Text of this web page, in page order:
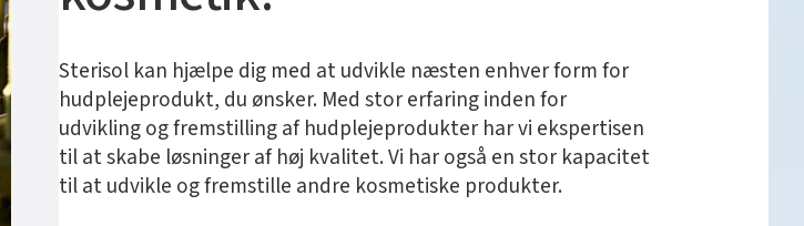
Sterisol kan hjælpe dig med at udvikle næsten enhver form for
hudplejeprodukt, du ønsker. Med stor erfaring inden for
udvikling og fremstilling af hudplejeprodukter har vi ekspertisen
til at skabe løsninger af høj kvalitet. Vi har også en stor kapacitet
til at udvikle og fremstille andre kosmetiske produkter.